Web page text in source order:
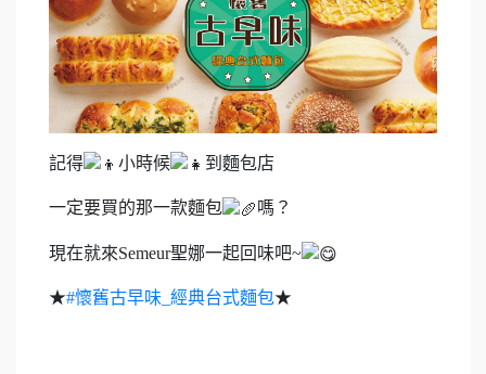
記得 小時候 到麵包店
一定要買的那一款麵包 嗎？
現在就來Semeur聖娜一起回味吧~
★#懷舊古早味_經典台式麵包★